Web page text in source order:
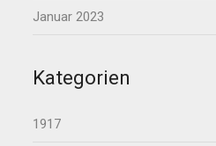
Januar 2023
Kategorien
1917